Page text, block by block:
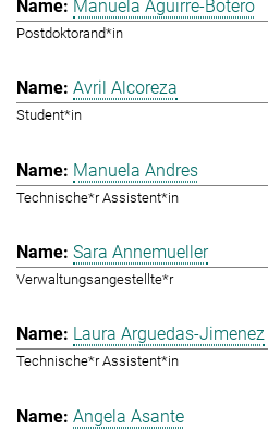
Manuela Aguirre-Botero
Postdoktorand*in
Avril Alcoreza
Student*in
Manuela Andres
Technische*r Assistent*in
Sara Annemueller
Verwaltungsangestellte*r
Laura Arguedas-Jimenez
Technische*r Assistent*in
Angela Asante